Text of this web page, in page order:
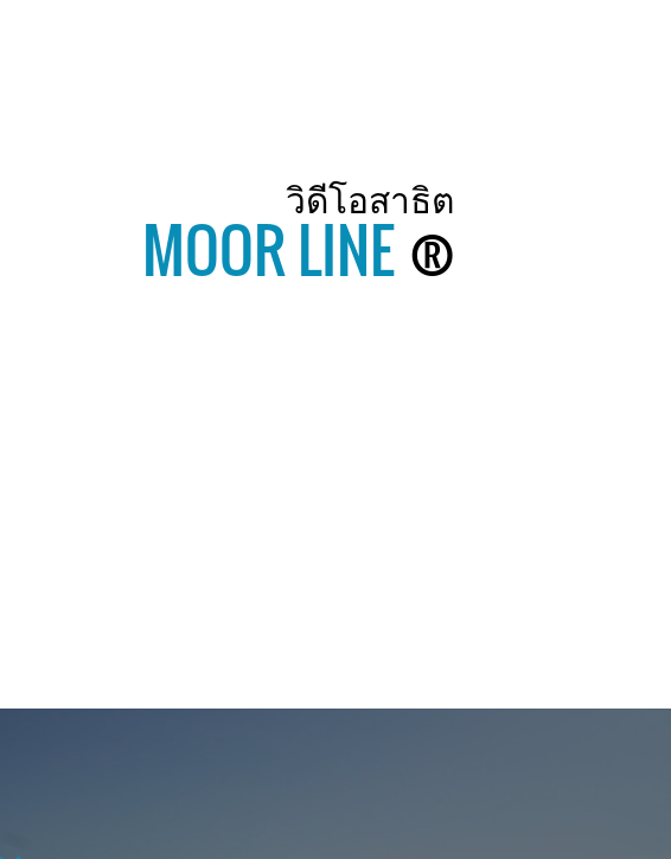
MOOR LINE®
วิดีโอสาธิต